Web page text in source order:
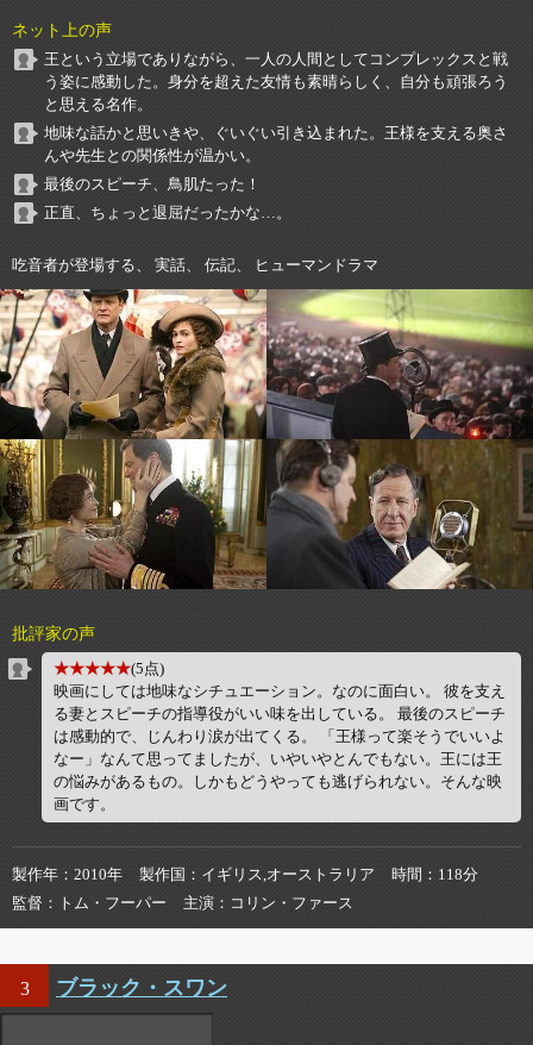
ネット上の声
王という立場でありながら、一人の人間としてコンプレックスと戦
う姿に感動した。身分を超えた友情も素晴らしく、自分も頑張ろう
と思える名作。
地味な話かと思いきや、ぐいぐい引き込まれた。王様を支える奥さ
んや先生との関係性が温かい。
最後のスピーチ、鳥肌たった！
正直、ちょっと退屈だったかな…。
吃音者が登場する、 実話、 伝記、 ヒューマンドラマ
批評家の声
★★★★★(5点)
映画にしては地味なシチュエーション。なのに面白い。 彼を支え
る妻とスピーチの指導役がいい味を出している。 最後のスピーチ
は感動的で、じんわり涙が出てくる。 「王様って楽そうでいいよ
なー」なんて思ってましたが、いやいやとんでもない。王には王
の悩みがあるもの。しかもどうやっても逃げられない。そんな映
画です。
製作年 2010年 製作国 イギリス,オーストラリア 時間
118分
監督
トム・フーパー 主演 コリン・ファース
3 ブラック・スワン